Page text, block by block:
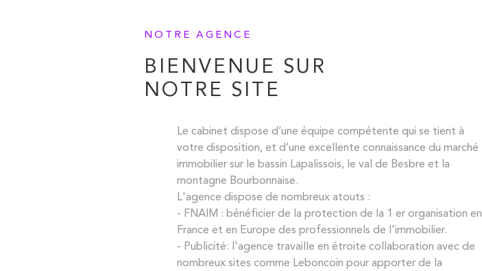
NOTRE AGENCE
BIENVENUE SUR
NOTRE SITE
Le cabinet dispose d’une équipe compétente qui se tient à
votre disposition, et d’une excellente connaissance du marché
immobilier sur le bassin Lapalissois, le val de Besbre et la
montagne Bourbonnaise.
L'agence dispose de nombreux atouts :
- FNAIM : bénéficier de la protection de la 1 er organisation en
France et en Europe des professionnels de l'immobilier.
- Publicité: l'agence travaille en étroite collaboration avec de
nombreux sites comme Leboncoin pour apporter de la